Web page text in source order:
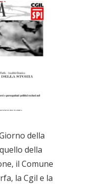
di
della
della
il Comune
la Cgil e la